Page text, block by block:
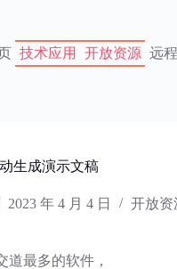
技术应用 开放资源 远
生成演示文稿
2023 年 4 月 4 日 开放资
道最多的软件，